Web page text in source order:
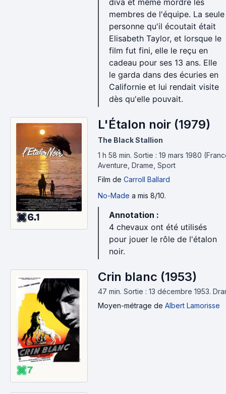
diva et même mordre les
membres de l'équipe. La seule
personne qu'il écoutait était
Elisabeth Taylor, et lorsque le
film fut fini, elle le reçu en
cadeau pour ses 13 ans. Elle
le garda dans des écuries en
Californie et lui rendait visite
dès qu'elle pouvait.
6.1
L'Étalon noir (1979)
The Black Stallion
1 h 58 min. Sortie : 19 mars 1980
Aventure, Drame, Sport
Film de Carroll Ballard
No-Made a mis 8/10.
Annotation :
4 chevaux ont été utilisés
pour jouer le rôle de l'étalon
noir.
7
Crin blanc (1953)
47 min. Sortie : 13 décembre 1953.
Moyen-métrage de Albert Lamorisse